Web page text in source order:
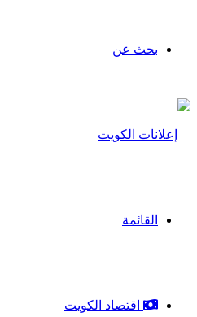
بحث عن
القائمة
اقتصاد الكويت